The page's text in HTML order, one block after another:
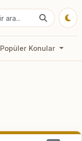
Popüler Konular